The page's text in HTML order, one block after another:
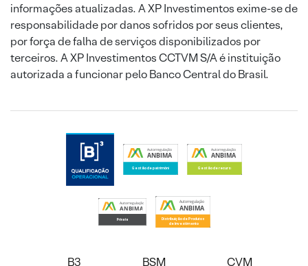
informações atualizadas. A XP Investimentos exime-se de
responsabilidade por danos sofridos por seus clientes,
por força de falha de serviços disponibilizados por
terceiros. A XP Investimentos CCTVM S/A é instituição
autorizada a funcionar pelo Banco Central do Brasil.
B3 BSM CVM